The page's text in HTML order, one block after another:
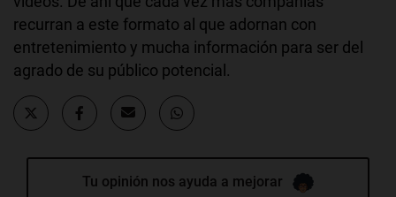
recurran a este formato al que adornan con
entretenimiento y mucha información para ser del
agrado de su público potencial.
Tu opinión nos ayuda a mejorar